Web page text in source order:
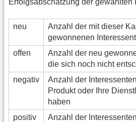
neu
Anzahl der mit dieser
gewonnenen
offen
Anzahl der neu
die sich noch nicht
negativ
Anzahl der
Produkt oder Ihre
haben
positiv
Anzahl der